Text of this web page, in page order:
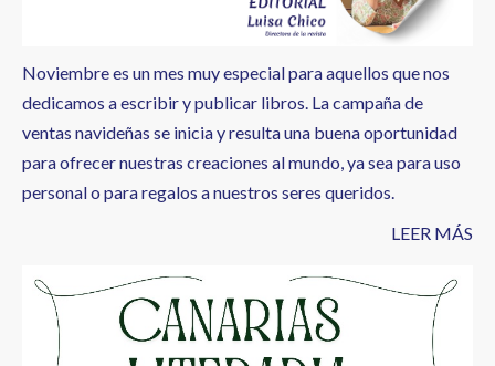
Noviembre es un mes muy especial para aquellos que nos
dedicamos a escribir y publicar libros. La campaña de
ventas navideñas se inicia y resulta una buena oportunidad
para ofrecer nuestras creaciones al mundo, ya sea para uso
personal o para regalos a nuestros seres queridos.
LEER MÁS